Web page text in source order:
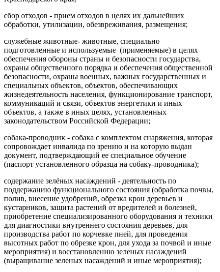
сбор отходов - прием отходов в целях их дальнейших
обработки, утилизации, обезвреживания, размещения;
служебные животные- животные, специально
подготовленные и используемые (применяемые) в целях
обеспечения обороны страны и безопасности государства,
охраны общественного порядка и обеспечения общественной
безопасности, охраны военных, важных государственных и
специальных объектов, объектов, обеспечивающих
жизнедеятельность населения, функционирование транспорт,
коммуникаций и связи, объектов энергетики и иных
объектов, а также в иных целях, установленных
законодательством Российской Федерации;
собака-проводник - собака с комплектом снаряжения, которая
сопровождает инвалида по зрению и на которую выдан
документ, подтверждающий ее специальное обучение
(паспорт установленного образца на собаку-проводника);
содержание зелёных насаждений - деятельность по
поддержанию функционального состояния (обработка почвы,
полив, внесение удобрений, обрезка крон деревьев и
кустарников, защита растений от вредителей и болезней,
приобретение специализированного оборудования и техники
для диагностики внутреннего состояния деревьев, для
производства работ по корчевке пней, для проведения
высотных работ по обрезке крон, для ухода за почвой и иные
мероприятия) и восстановлению зеленых насаждений
(выращивание зеленых насаждений и иные мероприятия);